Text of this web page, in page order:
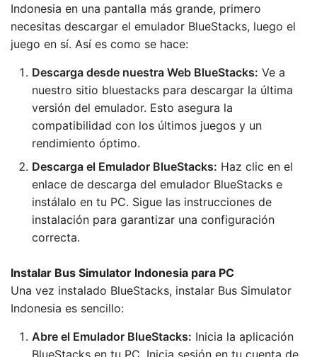
Indonesia en una pantalla más grande, primero
necesitas descargar el emulador BlueStacks, luego el
juego en sí. Así es como se hace:
Descarga desde nuestra Web BlueStacks: Ve a
nuestro sitio bluestacks para descargar la última
versión del emulador. Esto asegura la
compatibilidad con los últimos juegos y un
rendimiento óptimo.
Descarga el Emulador BlueStacks: Haz clic en el
enlace de descarga del emulador BlueStacks e
instálalo en tu PC. Sigue las instrucciones de
instalación para garantizar una configuración
correcta.
Instalar Bus Simulator Indonesia para PC
Una vez instalado BlueStacks, instalar Bus Simulator
Indonesia es sencillo:
Abre el Emulador BlueStacks: Inicia la aplicación
BlueStacks en tu PC. Inicia sesión en tu cuenta de